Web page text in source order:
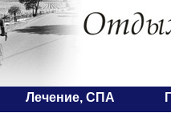
Лечение, СПА